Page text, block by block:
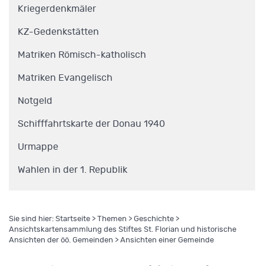
Kriegerdenkmäler
KZ-Gedenkstätten
Matriken Römisch-katholisch
Matriken Evangelisch
Notgeld
Schifffahrtskarte der Donau 1940
Urmappe
Wahlen in der 1. Republik
Sie sind hier: Startseite > Themen > Geschichte >
Ansichtskartensammlung des Stiftes St. Florian und historische
Ansichten der öö. Gemeinden > Ansichten einer Gemeinde